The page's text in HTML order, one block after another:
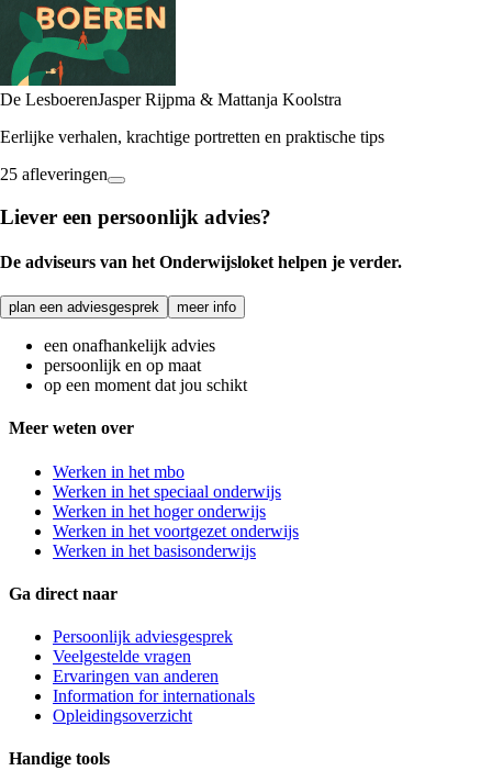
De LesboerenJasper Rijpma & Mattanja Koolstra
Eerlijke verhalen, krachtige portretten en praktische tips
25 afleveringen
Liever een persoonlijk advies?
De adviseurs van het Onderwijsloket helpen je verder.
plan een adviesgesprek meer info
een onafhankelijk advies
persoonlijk en op maat
op een moment dat jou schikt
Meer weten over
Werken in het mbo
Werken in het speciaal onderwijs
Werken in het hoger onderwijs
Werken in het voortgezet onderwijs
Werken in het basisonderwijs
Ga direct naar
Persoonlijk adviesgesprek
Veelgestelde vragen
Ervaringen van anderen
Information for internationals
Opleidingsoverzicht
Handige tools